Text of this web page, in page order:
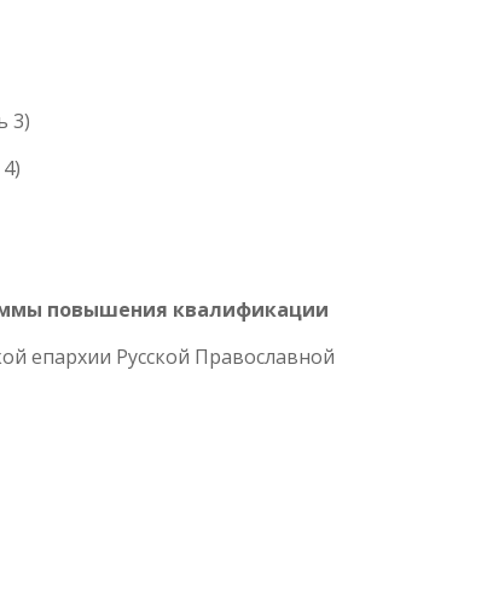
3)
повышения квалификации
епархии Русской Православной